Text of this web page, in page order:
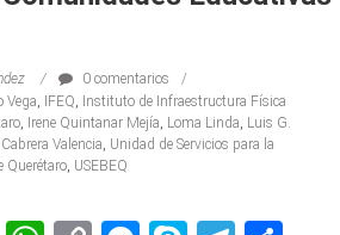
0 comentarios
Vega IFEQ Instituto de Infraestructura Física
Irene Quintanar Mejía Loma Linda Luis G.
Valencia Unidad de Servicios para la
Querétaro USEBEQ